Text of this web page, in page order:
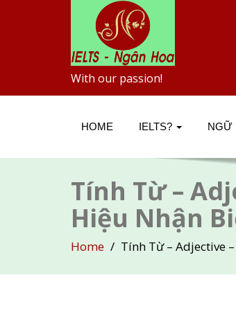
With our passion!
HOME IELTS? NGỮ
Tính Từ –
Hiệu Nhận
Home Tính Từ – Adjective